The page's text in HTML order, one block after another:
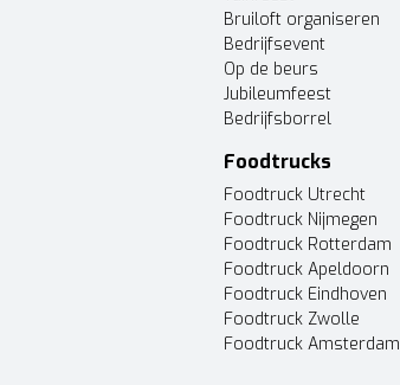
Bruiloft organiseren
Bedrijfsevent
Op de beurs
Jubileumfeest
Bedrijfsborrel
Foodtrucks
Foodtruck Utrecht
Foodtruck Nijmegen
Foodtruck Rotterdam
Foodtruck Apeldoorn
Foodtruck Eindhoven
Foodtruck Zwolle
Foodtruck Amsterdam